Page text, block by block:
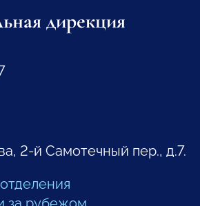
дирекция
2-й Самотечный пер., д.7.